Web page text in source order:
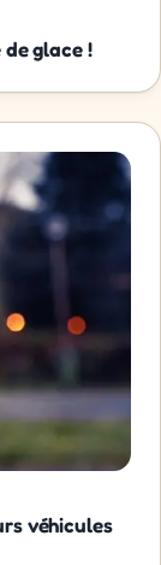
glace !
véhicules